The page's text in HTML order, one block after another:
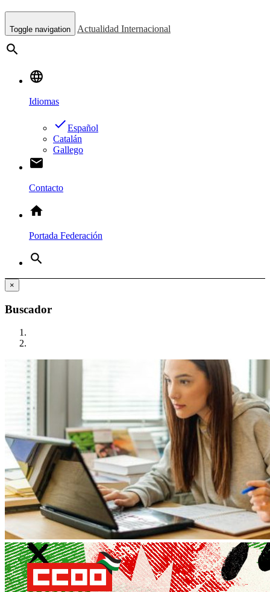
Toggle navigation Actualidad Internacional
search
language
Idiomas
doneEspañol
Catalán
Gallego
email
Contacto
home
Portada Federación
search
×
Buscador